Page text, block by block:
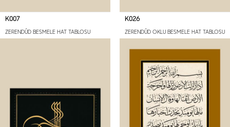
K007
ZERENDÛD BESMELE HAT TABLOSU
K026
ZERENDÛD OKLU BESMELE HAT TABLOSU